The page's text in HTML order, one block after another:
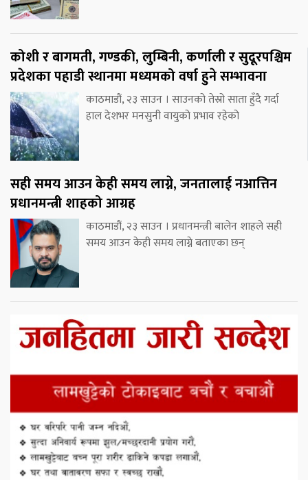
कोशी र बागमती, गण्डकी, लुम्बिनी, कर्णाली र सुदूरपश्चिम
प्रदेशका पहाडी स्थानमा मध्यमको वर्षा हुने सम्भावना
काठमाडौं, २३ साउन । साउनको तेस्रो साता हुँदै गर्दा
हाल देशभर मनसुनी वायुको प्रभाव रहेको
सही समय आउन केही समय लाग्ने, जनतालाई नआत्तिन
प्रधानमन्त्री शाहको आग्रह
काठमाडौं, २३ साउन । प्रधानमन्त्री बालेन शाहले सही
समय आउन केही समय लाग्ने बताएका छन्